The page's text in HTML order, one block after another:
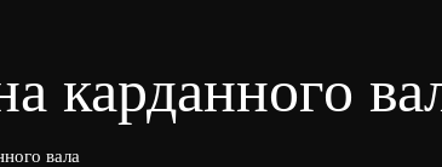
карданного
вала